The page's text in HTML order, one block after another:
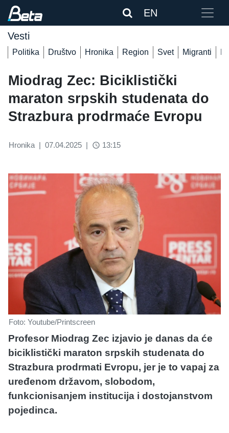
EN
Vesti
Politika Društvo Hronika Region Svet Migranti
Miodrag Zec: Biciklistički
maraton srpskih studenata do
Strazbura prodrmaće Evropu
Hronika | 07.04.2025 | access_time 13:15
Foto: Youtube/Printscreen
Profesor Miodrag Zec izjavio je danas da će
biciklistički maraton srpskih studenata do
Strazbura prodrmati Evropu, jer je to vapaj za
uređenom državom, slobodom,
funkcionisanjem institucija i dostojanstvom
pojedinca.